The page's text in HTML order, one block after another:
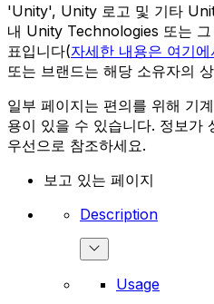
'Unity', Unity 로고 및 기타
내 Unity Technologies 또는
표입니다(자세한 내용은 여기
또는 브랜드는 해당 소유자의
일부 페이지는 편의를 위해 기
용이 있을 수 있습니다. 정보가
우선으로 참조하세요.
보고 있는 페이지
Description
Usage